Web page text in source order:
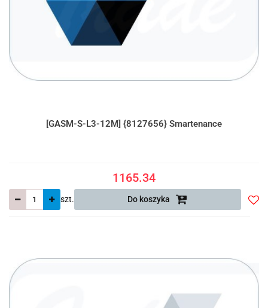
[GASM-S-L3-12M] {8127656} Smartenance
1165.34
szt. Do koszyka